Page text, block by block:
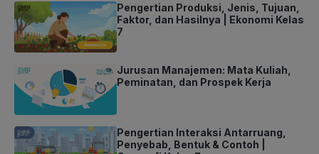
Pengertian Produksi, Jenis, Tujuan,
Faktor, dan Hasilnya | Ekonomi Kelas
7
Jurusan Manajemen: Mata Kuliah,
Peminatan, dan Prospek Kerja
Pengertian Interaksi Antarruang,
Penyebab, Bentuk & Contoh |